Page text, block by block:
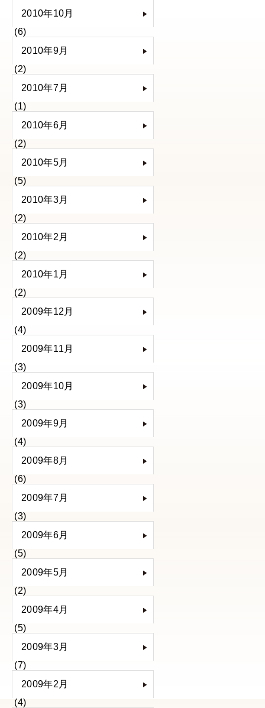
2010年10月
(6)
2010年9月
(2)
2010年7月
(1)
2010年6月
(2)
2010年5月
(5)
2010年3月
(2)
2010年2月
(2)
2010年1月
(2)
2009年12月
(4)
2009年11月
(3)
2009年10月
(3)
2009年9月
(4)
2009年8月
(6)
2009年7月
(3)
2009年6月
(5)
2009年5月
(2)
2009年4月
(5)
2009年3月
(7)
2009年2月
(4)